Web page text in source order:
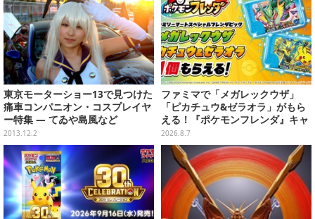
東京モーターショー13で見つけた
痛車コンパニオン・コスプレイヤ
ー特集 ― てゐや島風など
2013.12.2
ファミマで「メガレックウザ」
「ピカチュウ&ゼラオラ」がもら
える！『ポケモンフレンダ』キャ
ンペーンが8月11日開始
2026.8.7